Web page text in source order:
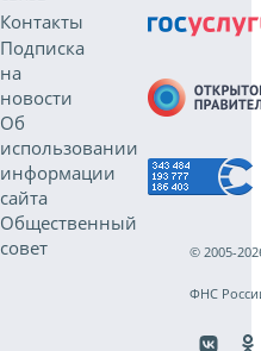
Контакты
Подписка
на
новости
Об
использовании
информации
сайта
Общественный
совет
© 2005-
ФНС